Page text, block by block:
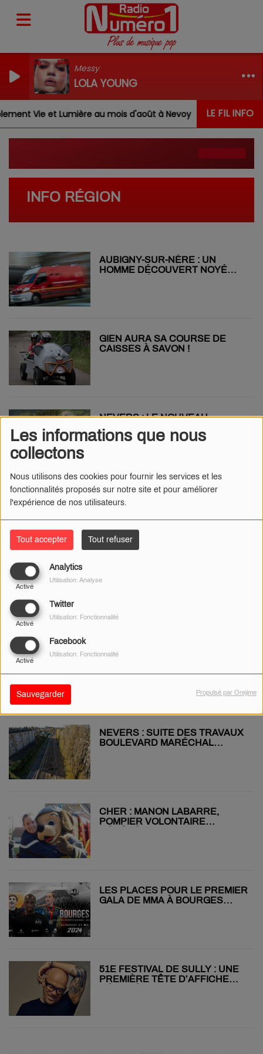
Les informations que nous
collectons
Nous utilisons des cookies pour fournir les services et les
fonctionnalités proposés sur notre site et pour améliorer
l'expérience de nos utilisateurs.
Tout accepter Tout refuser
Analytics
Activé
Utilisation: Analyse
Twitter
Activé
Utilisation: Fonctionnalité
Facebook
Activé
Utilisation: Fonctionnalité
Sauvegarder Propulsé par Orejime
Messy
LOLA YOUNG
LE FIL INFO
Vie et Lumière au mois d'août à Nevoy Louis,
INFO RÉGION
AUBIGNY-SUR-NÈRE : UN
HOMME DÉCOUVERT NOYÉ
GIEN AURA SA COURSE DE
CAISSES À SAVON !
NEVERS : LE NOUVEAU
SKATEPARK OUVRIRA LE ...
CHEVENON : UNE VOITURE
TOMBE D'UN PONT LONGEANT
POUR NETTOYER LES BORDS
VENTE DE COLIS PERDUS AU
NEVERS : SUITE DES TRAVAUX
BOULEVARD MARÉCHAL
CHER : MANON LABARRE,
POMPIER VOLONTAIRE
LES PLACES POUR LE PREMIER
GALA DE MMA À BOURGES
51E FESTIVAL DE SULLY : UNE
PREMIÈRE TÊTE D’AFFICHE